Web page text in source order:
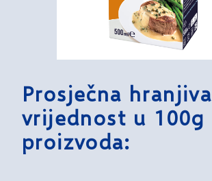
Prosječna hranjiva
vrijednost u 100g
proizvoda: